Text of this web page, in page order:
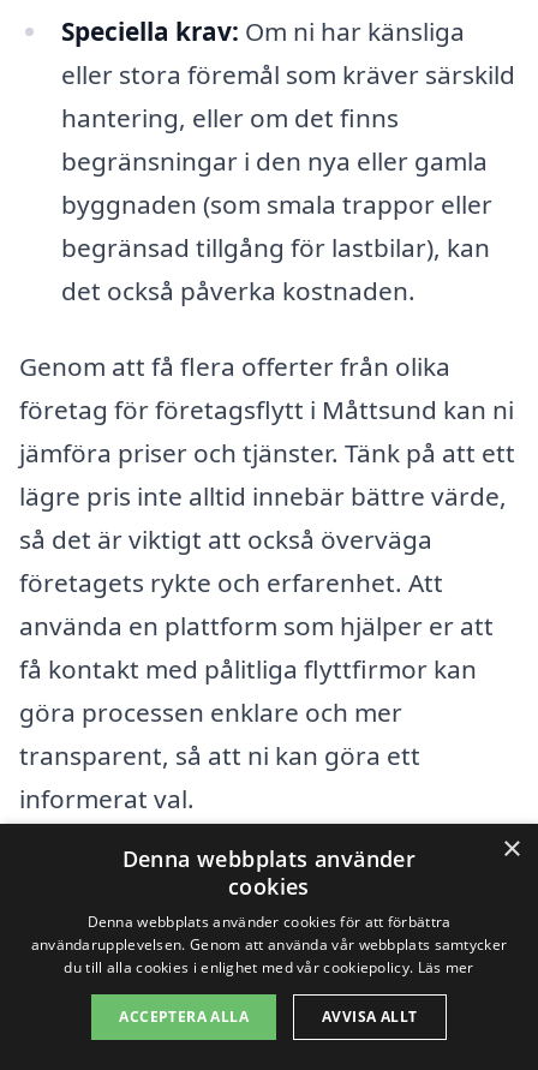
Speciella krav: Om ni har känsliga
eller stora föremål som kräver särskild
hantering, eller om det finns
begränsningar i den nya eller gamla
byggnaden (som smala trappor eller
begränsad tillgång för lastbilar), kan
det också påverka kostnaden.
Genom att få flera offerter från olika
företag för företagsflytt i Måttsund kan ni
jämföra priser och tjänster. Tänk på att ett
lägre pris inte alltid innebär bättre värde,
så det är viktigt att också överväga
företagets rykte och erfarenhet. Att
använda en plattform som hjälper er att
få kontakt med pålitliga flyttfirmor kan
göra processen enklare och mer
transparent, så att ni kan göra ett
informerat val.
Få 3 erbjudanden, gratis och utan
förpliktelser
×
Denna webbplats använder
cookies
Denna webbplats använder cookies för att förbättra
användarupplevelsen. Genom att använda vår webbplats samtycker
du till alla cookies i enlighet med vår cookiepolicy. Läs mer
ACCEPTERA ALLA AVVISA ALLT